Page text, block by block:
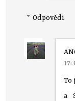
Odpovědi
To
a